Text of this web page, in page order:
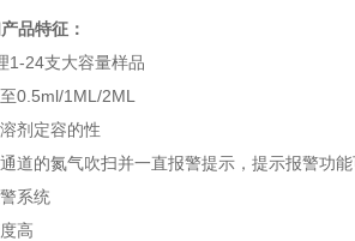
产品特征：
1-24支大容量样品
0.5ml/1ML/2ML
剂定容的性
道的氮气吹扫并一直报警提示，提示报警功
系统
高